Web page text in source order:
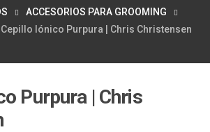
ACCESORIOS PARA GROOMING
Cepillo Iónico Purpura | Chris Christensen
Purpura | Chris